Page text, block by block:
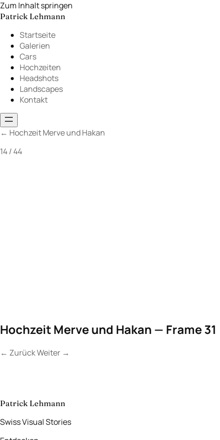
Zum Inhalt springen
Patrick Lehmann
Startseite
Galerien
Cars
Hochzeiten
Headshots
Landscapes
Kontakt
← Hochzeit Merve und Hakan
14 / 44
Hochzeit Merve und Hakan — Frame 31
← ZurückWeiter →
aufnehmen→
Patrick Lehmann
Swiss Visual Stories